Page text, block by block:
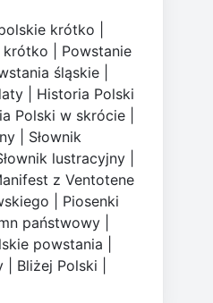
krótko
krótko
Powstanie
śląskie
Historia Polski
Polski w skrócie
Słownik
lustracyjny
z Ventotene
Piosenki
państwowy
powstania
Bliżej Polski